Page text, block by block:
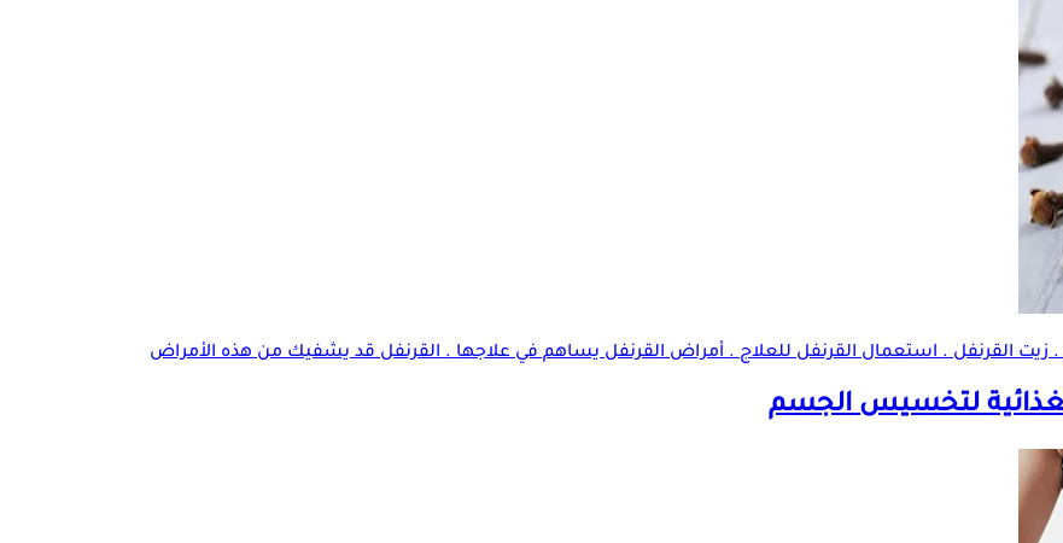
. زيت القرنفل . استعمال القرنفل للعلاج . أمراض القرنفل يساهم في علاجها . القرنفل قد يشفيك من هذه الأمراض
لتخسيس الجسم